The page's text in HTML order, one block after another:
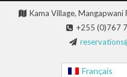
Kama Village, Mangapwani
+255 (0)767
Français